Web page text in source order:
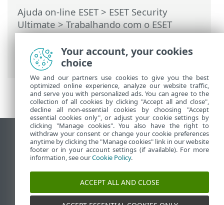
Ajuda on-line ESET> ESET Security
Ultimate>Trabalhando com o ESET
Security Ultimate>Configuração>
Ferramentas de segurança> Privacidade
e segurança do navegador
Ver site para desktop
End of Life
Base de conhecimento ESET
Fórum ESET
ESET Status Portal
Suporte regional
Your account, your cookies
choice
We and our partners use cookies to give you the best
optimized online experience, analyze our website traffic,
and serve you with personalized ads. You can agree to the
collection of all cookies by clicking "Accept all and close",
decline all non-essential cookies by choosing "Accept
essential cookies only", or adjust your cookie settings by
clicking "Manage cookies". You also have the right to
withdraw your consent or change your cookie preferences
anytime by clicking the "Manage cookies" link in our website
footer or in your account settings (if available). For more
information, see ourCookie Policy.
ACCEPT ALL AND CLOSE